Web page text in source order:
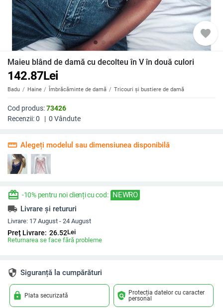
favorite
Maieu blând de damă cu decolteu în V în două culori
142.87Lei
Badu Haine Îmbrăcăminte de damă Tricouri și bustiere de damă
Cod produs:73426
Recenzii:0 | 0 Vândute
straighten Alegeți modelul sau dimensiunea disponibilă
redeem -10% pentru noi clienți cu cod: NEWRO
local_shipping Livrare și retururi
Livrare: 17 August - 24 August
Preț Livrare: 26.52Lei
Returnarea se face fără probleme
security Siguranță la cumpărături
lock Plata securizată policy Protecția datelor cu caracter
personal